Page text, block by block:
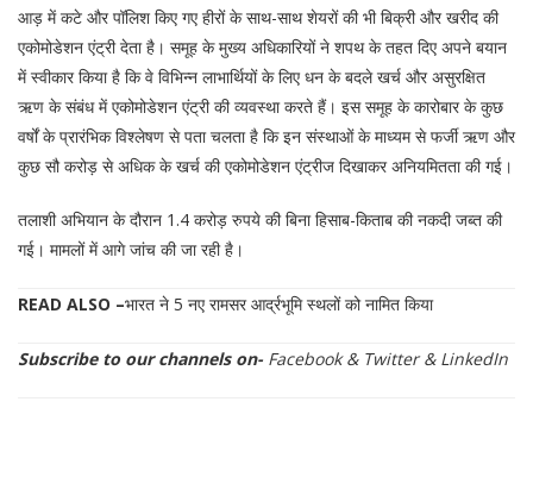
आड़ में कटे और पॉलिश किए गए हीरों के साथ-साथ शेयरों की भी बिक्री और खरीद की
एकोमोडेशन एंट्री देता है। समूह के मुख्य अधिकारियों ने शपथ के तहत दिए अपने बयान
में स्वीकार किया है कि वे विभिन्न लाभार्थियों के लिए धन के बदले खर्च और असुरक्षित
ऋण के संबंध में एकोमोडेशन एंट्री की व्यवस्था करते हैं। इस समूह के कारोबार के कुछ
वर्षों के प्रारंभिक विश्लेषण से पता चलता है कि इन संस्थाओं के माध्यम से फर्जी ऋण और
कुछ सौ करोड़ से अधिक के खर्च की एकोमोडेशन एंट्रीज दिखाकर अनियमितता की गई।
तलाशी अभियान के दौरान 1.4 करोड़ रुपये की बिना हिसाब-किताब की नकदी जब्त की
गई। मामलों में आगे जांच की जा रही है।
READ ALSO –भारत ने 5 नए रामसर आर्द्रभूमि स्थलों को नामित किया
Subscribe to our channels on- Facebook& Twitter& LinkedIn